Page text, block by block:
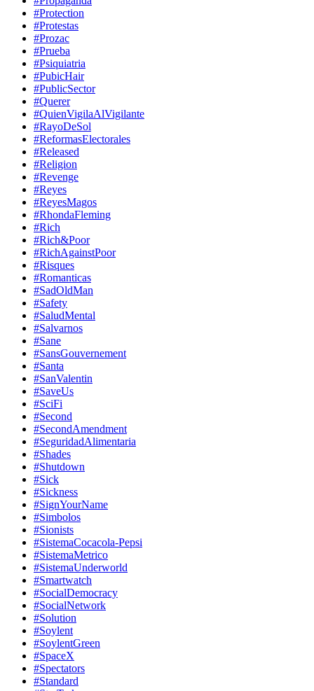
#Protection
#Protestas
#Prozac
#Prueba
#Psiquiatria
#PubicHair
#PublicSector
#Querer
#QuienVigilaAlVigilante
#RayoDeSol
#ReformasElectorales
#Released
#Religion
#Revenge
#Reyes
#ReyesMagos
#RhondaFleming
#Rich
#Rich&Poor
#RichAgainstPoor
#Risques
#Romanticas
#SadOldMan
#Safety
#SaludMental
#Salvarnos
#Sane
#SansGouvernement
#Santa
#SanValentin
#SaveUs
#SciFi
#Second
#SecondAmendment
#SeguridadAlimentaria
#Shades
#Shutdown
#Sick
#Sickness
#SignYourName
#Simbolos
#Sionists
#SistemaCocacola-Pepsi
#SistemaMetrico
#SistemaUnderworld
#Smartwatch
#SocialDemocracy
#SocialNetwork
#Solution
#Soylent
#SoylentGreen
#SpaceX
#Spectators
#Standard